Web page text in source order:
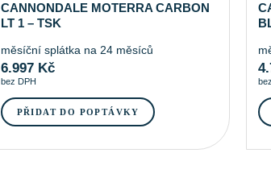
CANNONDALE MOTERRA CARBON
LT 1 – TSK
měsíční splátka na 24 měsíců
6.997 Kč
bez DPH
PŘIDAT DO POPTÁVKY